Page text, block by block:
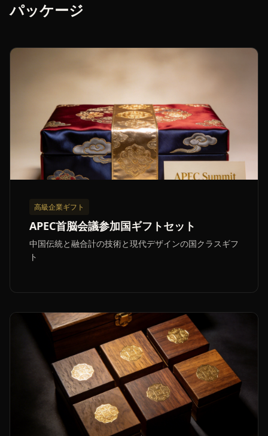
パッケージ
高級企業ギフト
APEC首脳会議参加国ギフトセット
中国伝統と融合計の技術と現代デザインの国クラスギフ
ト